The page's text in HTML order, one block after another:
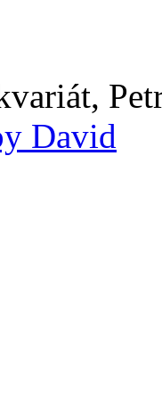
David